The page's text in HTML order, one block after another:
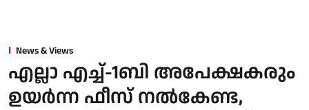
News & Views
എല്ലാ എച്ച്-1ബി അപേക്ഷകരും
ഉയർന്ന ഫീസ് നൽകേണ്ട,